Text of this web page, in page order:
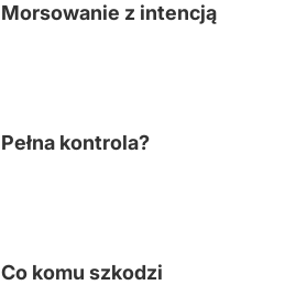
Morsowanie z intencją
Pełna kontrola?
Co komu szkodzi